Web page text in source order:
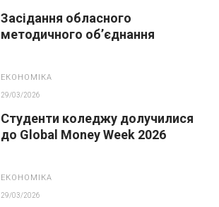
Засідання обласного
методичного обʼєднання
ЕКОНОМІКА
29/03/2026
Студенти коледжу долучилися
до Global Money Week 2026
ЕКОНОМІКА
29/03/2026